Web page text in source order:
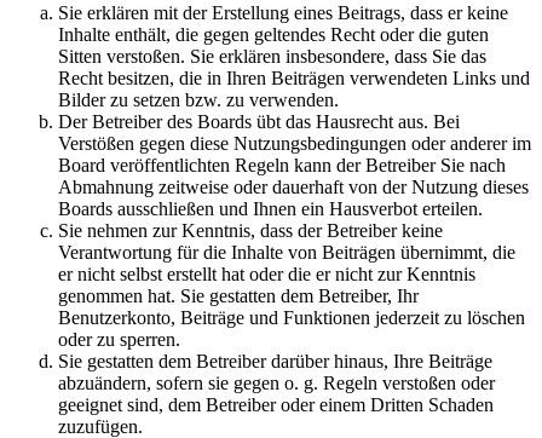
Sie erklären mit der Erstellung eines Beitrags, dass er keine
Inhalte enthält, die gegen geltendes Recht oder die guten
Sitten verstoßen. Sie erklären insbesondere, dass Sie das
Recht besitzen, die in Ihren Beiträgen verwendeten Links und
Bilder zu setzen bzw. zu verwenden.
Der Betreiber des Boards übt das Hausrecht aus. Bei
Verstößen gegen diese Nutzungsbedingungen oder anderer im
Board veröffentlichten Regeln kann der Betreiber Sie nach
Abmahnung zeitweise oder dauerhaft von der Nutzung dieses
Boards ausschließen und Ihnen ein Hausverbot erteilen.
Sie nehmen zur Kenntnis, dass der Betreiber keine
Verantwortung für die Inhalte von Beiträgen übernimmt, die
er nicht selbst erstellt hat oder die er nicht zur Kenntnis
genommen hat. Sie gestatten dem Betreiber, Ihr
Benutzerkonto, Beiträge und Funktionen jederzeit zu löschen
oder zu sperren.
Sie gestatten dem Betreiber darüber hinaus, Ihre Beiträge
abzuändern, sofern sie gegen o. g. Regeln verstoßen oder
geeignet sind, dem Betreiber oder einem Dritten Schaden
zuzufügen.